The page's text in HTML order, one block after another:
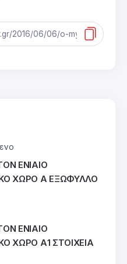
ΕΝΙΑΙΟ
ΧΩΡΟ Α ΕΞΩΦΥΛΛΟ
ΕΝΙΑΙΟ
ΧΩΡΟ Α1 ΣΤΟΙΧΕΙΑ